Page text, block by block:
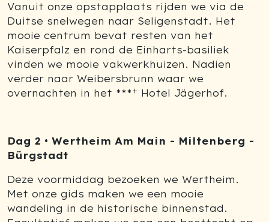
Vanuit onze opstapplaats rijden we via de
Duitse snelwegen naar Seligenstadt. Het
mooie centrum bevat resten van het
Kaiserpfalz en rond de Einharts-basiliek
vinden we mooie vakwerkhuizen. Nadien
verder naar Weibersbrunn waar we
overnachten in het ***+ Hotel Jägerhof.
Dag 2 • Wertheim Am Main - Miltenberg -
Bürgstadt
Deze voormiddag bezoeken we Wertheim.
Met onze gids maken we een mooie
wandeling in de historische binnenstad.